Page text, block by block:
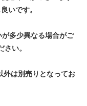
いです。
多少異なる場合がご
い。
外は別売りとなってお